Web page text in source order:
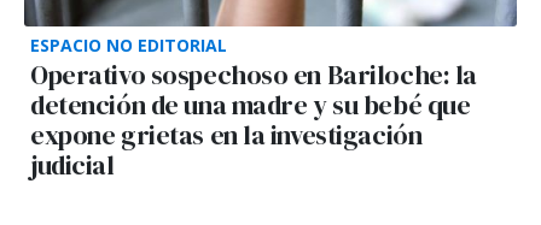
ESPACIO NO EDITORIAL
Operativo sospechoso en Bariloche: la
detención de una madre y su bebé que
expone grietas en la investigación
judicial